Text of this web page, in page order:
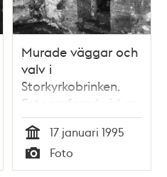
Murade väggar och
valv i
Storkyrkobrinken.
Fotograferad vid en
arkeologisk
undersökning.
Tid
17 januari 1995
Typ
Foto